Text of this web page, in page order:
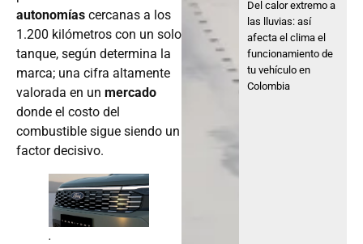
autonomías cercanas a los
1.200 kilómetros con un solo
tanque, según determina la
marca; una cifra altamente
valorada en un mercado
donde el costo del
combustible sigue siendo un
factor decisivo.
.
Del calor extremo a
las lluvias: así
afecta el clima el
funcionamiento de
tu vehículo en
Colombia